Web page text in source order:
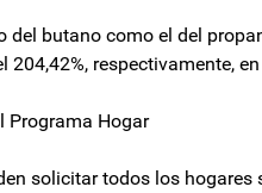
del butano como el del
204,42%, respectivamente,
Programa Hogar
solicitar todos los